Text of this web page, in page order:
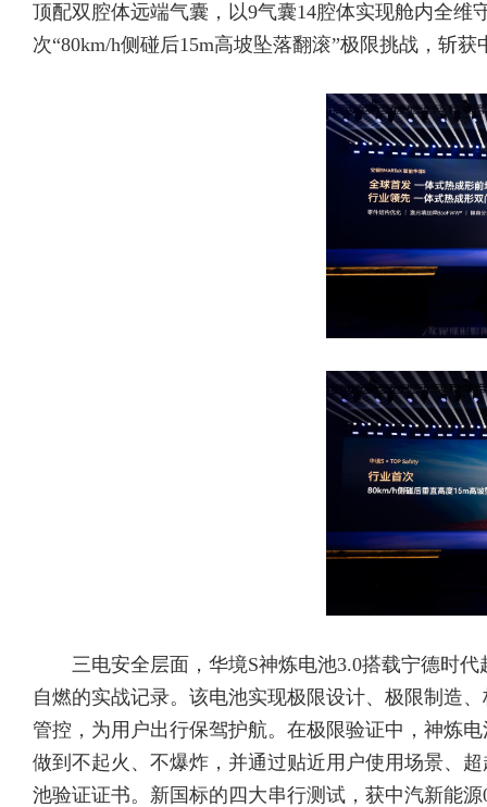
顶配双腔体远端气囊，以9气囊14腔体实现舱内全
次“80km/h侧碰后15m高坡坠落翻滚”极限挑战，斩
三电安全层面，华境S神炼电池3.0搭载宁德时
自燃的实战记录。该电池实现极限设计、极限制造
管控，为用户出行保驾护航。在极限验证中，神炼
做到不起火、不爆炸，并通过贴近用户使用场景、
池验证证书。新国标的四大串行测试，获中汽新能